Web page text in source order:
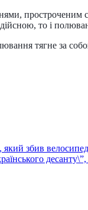
то і
тягне за
збив